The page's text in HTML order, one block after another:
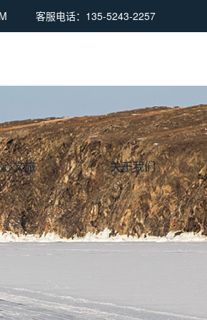
客服电话：135-5243-2257
文旅 关于我们